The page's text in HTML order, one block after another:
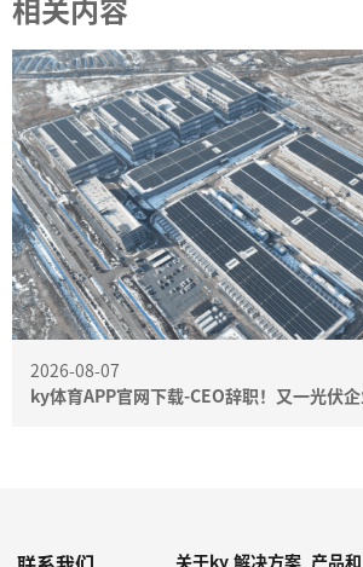
相关内容
2026-08-07
ky体育APP官网下载-CEO辞职！又一光伏
关于ky 解决方案 产品和